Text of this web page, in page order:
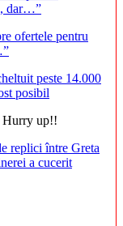
ofertele pentru
peste 14.000
posibil
Hurry up!!
replici între Greta
a cucerit